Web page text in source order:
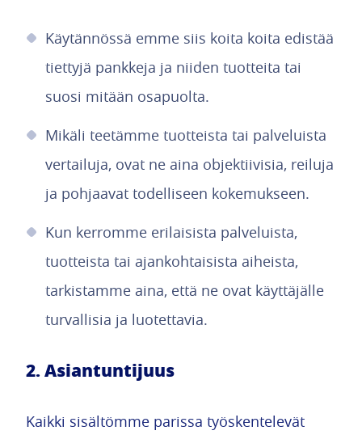
Käytännössä emme siis koita koita edistää
tiettyjä pankkeja ja niiden tuotteita tai
suosi mitään osapuolta.
Mikäli teetämme tuotteista tai palveluista
vertailuja, ovat ne aina objektiivisia, reiluja
ja pohjaavat todelliseen kokemukseen.
Kun kerromme erilaisista palveluista,
tuotteista tai ajankohtaisista aiheista,
tarkistamme aina, että ne ovat käyttäjälle
turvallisia ja luotettavia.
2. Asiantuntijuus
Kaikki sisältömme parissa työskentelevät